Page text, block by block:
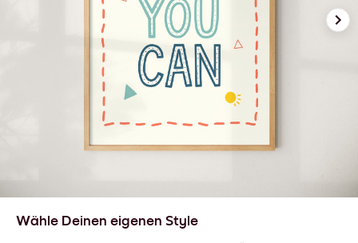
Wähle Deinen eigenen Style